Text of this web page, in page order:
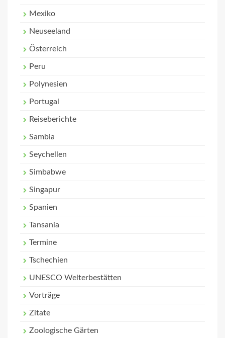
Mexiko
Neuseeland
Österreich
Peru
Polynesien
Portugal
Reiseberichte
Sambia
Seychellen
Simbabwe
Singapur
Spanien
Tansania
Termine
Tschechien
UNESCO Welterbestätten
Vorträge
Zitate
Zoologische Gärten